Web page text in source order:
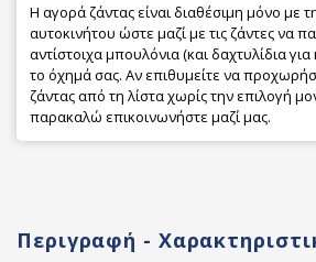
Η αγορά ζάντας είναι διαθέσιμη μόνο με
αυτοκινήτου ώστε μαζί με τις ζάντες να
αντίστοιχα μπουλόνια (και δαχτυλίδια
το όχημά σας. Αν επιθυμείτε να
ζάντας από τη λίστα χωρίς την επιλογή
παρακαλώ επικοινωνήστε μαζί μας.
Περιγραφή -